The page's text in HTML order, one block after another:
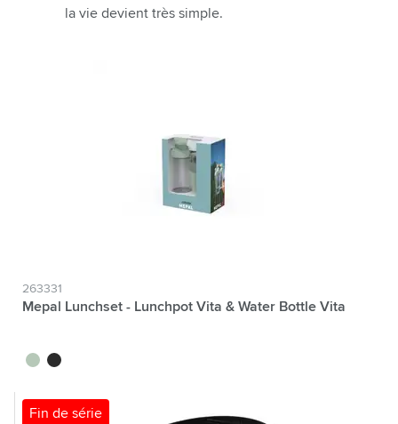
la vie devient très simple.
263331
Mepal Lunchset - Lunchpot Vita & Water Bottle Vita
vert tilleul
noir
Fin de série